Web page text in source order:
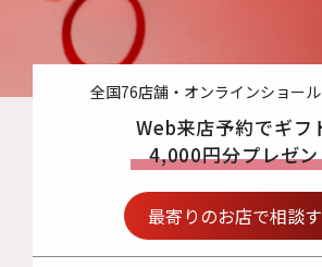
全国76店舗・オンラインショー
Web来店予約でギフ
4,000円分プレゼ
最寄りのお店で相談